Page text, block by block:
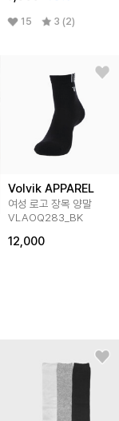
15 3 (2)
Volvik APPAREL
여성 로고 장목 양말
VLAOQ283_BK
12,000